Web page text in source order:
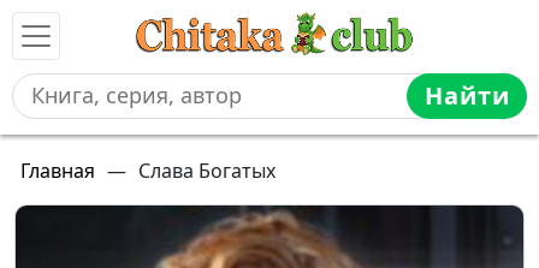
Найти
Главная — Слава Богатых